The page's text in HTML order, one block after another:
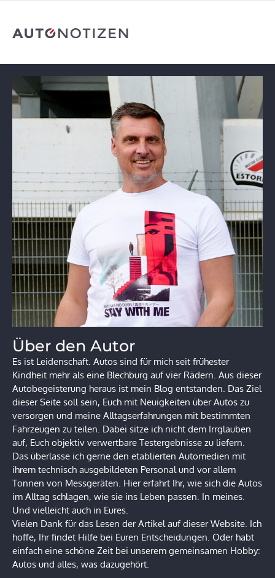
Über den Autor
Es ist Leidenschaft. Autos sind für mich seit frühester
Kindheit mehr als eine Blechburg auf vier Rädern. Aus dieser
Autobegeisterung heraus ist mein Blog entstanden. Das Ziel
dieser Seite soll sein, Euch mit Neuigkeiten über Autos zu
versorgen und meine Alltagserfahrungen mit bestimmten
Fahrzeugen zu teilen. Dabei sitze ich nicht dem Irrglauben
auf, Euch objektiv verwertbare Testergebnisse zu liefern.
Das überlasse ich gerne den etablierten Automedien mit
ihrem technisch ausgebildeten Personal und vor allem
Tonnen von Messgeräten. Hier erfahrt Ihr, wie sich die Autos
im Alltag schlagen, wie sie ins Leben passen. In meines.
Und vielleicht auch in Eures.
Vielen Dank für das Lesen der Artikel auf dieser Website. Ich
hoffe, Ihr findet Hilfe bei Euren Entscheidungen. Oder habt
einfach eine schöne Zeit bei unserem gemeinsamen Hobby:
Autos und alles, was dazugehört.